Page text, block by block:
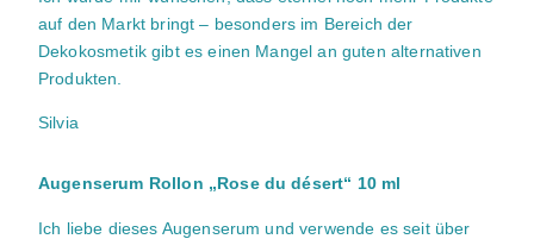
auf den Markt bringt – besonders im Bereich der
Dekokosmetik gibt es einen Mangel an guten alternativen
Produkten.
Silvia
Augenserum Rollon „Rose du désert“ 10 ml
Ich liebe dieses Augenserum und verwende es seit über